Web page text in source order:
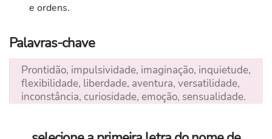
e ordens.
Palavras-chave
Prontidão, impulsividade, imaginação, inquietude,
flexibilidade, liberdade, aventura, versatilidade,
inconstância, curiosidade, emoção, sensualidade.